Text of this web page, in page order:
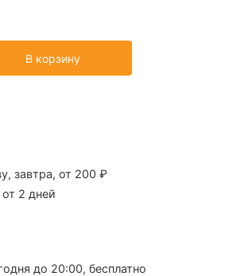
В корзину
завтра, от 200 ₽
2 дней
до 20:00, бесплатно